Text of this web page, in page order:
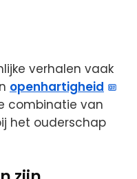
verhalen vaak
openhartigheid
combinatie van
het ouderschap